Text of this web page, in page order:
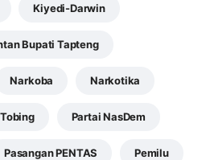
Kiyedi-Darwin
Bupati Tapteng
Narkoba Narkotika
Partai NasDem
Pasangan PENTAS Pemilu